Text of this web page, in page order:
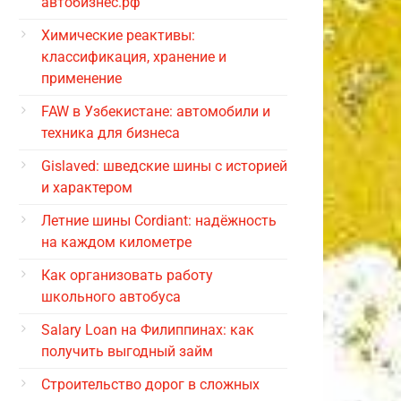
Химические реактивы:
классификация, хранение и
применение
FAW в Узбекистане: автомобили и
техника для бизнеса
Gislaved: шведские шины с историей
и характером
Летние шины Cordiant: надёжность
на каждом километре
Как организовать работу
школьного автобуса
Salary Loan на Филиппинах: как
получить выгодный займ
Строительство дорог в сложных